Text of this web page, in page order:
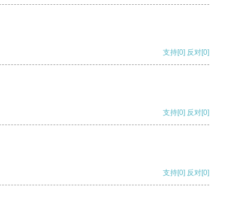
支持[0] 反对[0]
支持[0] 反对[0]
支持[0] 反对[0]